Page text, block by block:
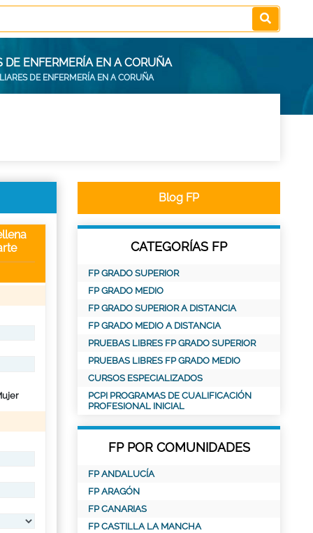
DE ENFERMERÍA EN A CORUÑA
DE ENFERMERÍA EN A CORUÑA
Blog FP
CATEGORÍAS FP
FP GRADO SUPERIOR
FP GRADO MEDIO
FP GRADO SUPERIOR A DISTANCIA
FP GRADO MEDIO A DISTANCIA
PRUEBAS LIBRES FP GRADO SUPERIOR
PRUEBAS LIBRES FP GRADO MEDIO
CURSOS ESPECIALIZADOS
PCPI PROGRAMAS DE CUALIFICACIÓN
PROFESIONAL INICIAL
FP POR COMUNIDADES
FP ANDALUCÍA
FP ARAGÓN
FP CANARIAS
FP CASTILLA LA MANCHA